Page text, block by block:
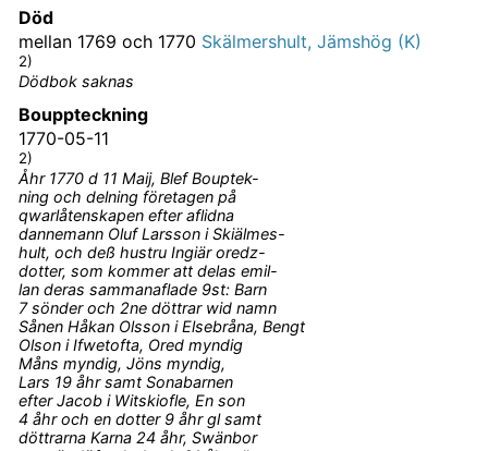
Död
mellan 1769 och 1770 Skälmershult, Jämshög (K)
2)
Dödbok saknas
Bouppteckning
1770-05-11
2)
Åhr 1770 d 11 Maij, Blef Bouptek-
ning och delning företagen på
qwarlåtenskapen efter aflidna
dannemann Oluf Larsson i Skiälmes-
hult, och deß hustru Ingiär oredz-
dotter, som kommer att delas emil-
lan deras sammanaflade 9st: Barn
7 sönder och 2ne döttrar wid namn
Sånen Håkan Olsson i Elsebråna, Bengt
Olson i Ifwetofta, Ored myndig
Måns myndig, Jöns myndig,
Lars 19 åhr samt Sonabarnen
efter Jacob i Witskiofle, En son
4 åhr och en dotter 9 åhr gl samt
döttrarna Karna 24 åhr, Swänbor